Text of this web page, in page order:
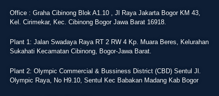
Office : Graha Cibinong Blok A1.10 , Jl Raya Jakarta Bogor KM 43,
Kel. Cirimekar, Kec. Cibinong Bogor Jawa Barat 16918.
Plant 1: Jalan Swadaya Raya RT 2 RW 4 Kp. Muara Beres, Kelurahan
Sukahati Kecamatan Cibinong, Bogor-Jawa Barat.
Plant 2: Olympic Commercial & Bussiness District (CBD) Sentul Jl.
Olympic Raya, No H9.10, Sentul Kec Babakan Madang Kab Bogor